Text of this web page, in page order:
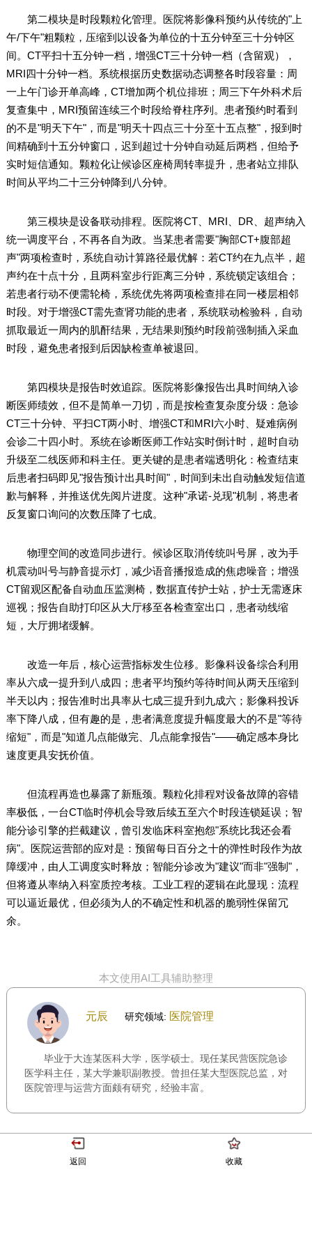
第二模块是时段颗粒化管理。医院将影像科预约从传统的"上
午/下午"粗颗粒，压缩到以设备为单位的十五分钟至三十分钟区
间。CT平扫十五分钟一档，增强CT三十分钟一档（含留观），
MRI四十分钟一档。系统根据历史数据动态调整各时段容量：周
一上午门诊开单高峰，CT增加两个机位排班；周三下午外科术后
复查集中，MRI预留连续三个时段给脊柱序列。患者预约时看到
的不是"明天下午"，而是"明天十四点三十分至十五点整"，报到时
间精确到十五分钟窗口，迟到超过十分钟自动延后两档，但给予
实时短信通知。颗粒化让候诊区座椅周转率提升，患者站立排队
时间从平均二十三分钟降到八分钟。
第三模块是设备联动排程。医院将CT、MRI、DR、超声纳入
统一调度平台，不再各自为政。当某患者需要"胸部CT+腹部超
声"两项检查时，系统自动计算路径最优解：若CT约在九点半，超
声约在十点十分，且两科室步行距离三分钟，系统锁定该组合；
若患者行动不便需轮椅，系统优先将两项检查排在同一楼层相邻
时段。对于增强CT需先查肾功能的患者，系统联动检验科，自动
抓取最近一周内的肌酐结果，无结果则预约时段前强制插入采血
时段，避免患者报到后因缺检查单被退回。
第四模块是报告时效追踪。医院将影像报告出具时间纳入诊
断医师绩效，但不是简单一刀切，而是按检查复杂度分级：急诊
CT三十分钟、平扫CT两小时、增强CT和MRI六小时、疑难病例
会诊二十四小时。系统在诊断医师工作站实时倒计时，超时自动
升级至二线医师和科主任。更关键的是患者端透明化：检查结束
后患者扫码即见"报告预计出具时间"，时间到未出自动触发短信道
歉与解释，并推送优先阅片进度。这种"承诺-兑现"机制，将患者
反复窗口询问的次数压降了七成。
物理空间的改造同步进行。候诊区取消传统叫号屏，改为手
机震动叫号与静音提示灯，减少语音播报造成的焦虑噪音；增强
CT留观区配备自动血压监测椅，数据直传护士站，护士无需逐床
巡视；报告自助打印区从大厅移至各检查室出口，患者动线缩
短，大厅拥堵缓解。
改造一年后，核心运营指标发生位移。影像科设备综合利用
率从六成一提升到八成四；患者平均预约等待时间从两天压缩到
半天以内；报告准时出具率从七成三提升到九成六；影像科投诉
率下降八成，但有趣的是，患者满意度提升幅度最大的不是"等待
缩短"，而是"知道几点能做完、几点能拿报告"——确定感本身比
速度更具安抚价值。
但流程再造也暴露了新瓶颈。颗粒化排程对设备故障的容错
率极低，一台CT临时停机会导致后续五至六个时段连锁延误；智
能分诊引擎的拦截建议，曾引发临床科室抱怨"系统比我还会看
病"。医院运营部的应对是：预留每日百分之十的弹性时段作为故
障缓冲，由人工调度实时释放；智能分诊改为"建议"而非"强制"，
但将遵从率纳入科室质控考核。工业工程的逻辑在此显现：流程
可以逼近最优，但必须为人的不确定性和机器的脆弱性保留冗
余。
本文使用AI工具辅助整理
元辰 研究领域: 医院管理
毕业于大连某医科大学，医学硕士。现任某民营医院急诊
医学科主任，某大学兼职副教授。曾担任某大型医院总监，对
医院管理与运营方面颇有研究，经验丰富。
返回 收藏